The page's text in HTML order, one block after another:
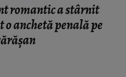
romantic a stârnit
anchetă penală pe